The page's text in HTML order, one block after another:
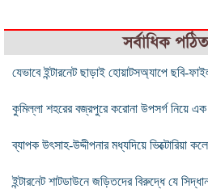
সর্বাধিক
যেভাবে ইন্টারনেট ছাড়াই হোয়াটসঅ্যাপে ছবি-
কুমিল্লা শহরের বজ্রপুরে করোনা উপসর্গ নিয়ে
ব্যাপক উৎসাহ-উদ্দীপনার মধ্যদিয়ে ভিক্টোরিয়া
ইন্টারনেট শাটডাউনে জড়িতদের বিরুদ্ধে যে